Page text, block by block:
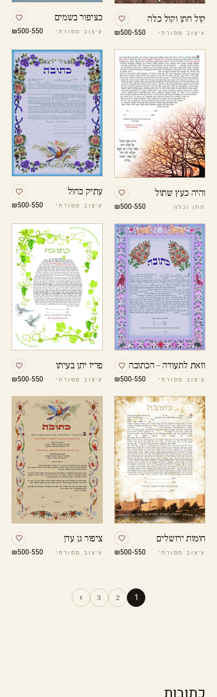
קול חתן וקול כלה
עיצוב מסורתי ₪500-550
כציפור בשמים
עיצוב מסורתי ₪500-550
והיה כעץ שתול
חתן וכלה ₪500-550
עתיק כחול
עיצוב מסורתי ₪500-550
וזאת לתעודה – הכתובה
עיצוב מסורתי ₪500-550
פריו יתן בעיתו
עיצוב מסורתי ₪500-550
חומות ירושלים
עיצוב מסורתי ₪500-550
ציפור גן עדן
עיצוב מסורתי ₪500-550
1
2
3
›